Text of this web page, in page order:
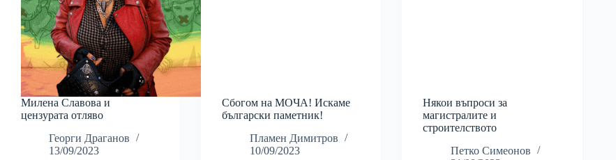
Милена Славова и
цензурата отляво
Георги Драганов
13/09/2023
Сбогом на МОЧА! Искаме
български паметник!
Пламен Димитров
10/09/2023
Някои въпроси за
магистралите и
строителството
Петко Симеонов